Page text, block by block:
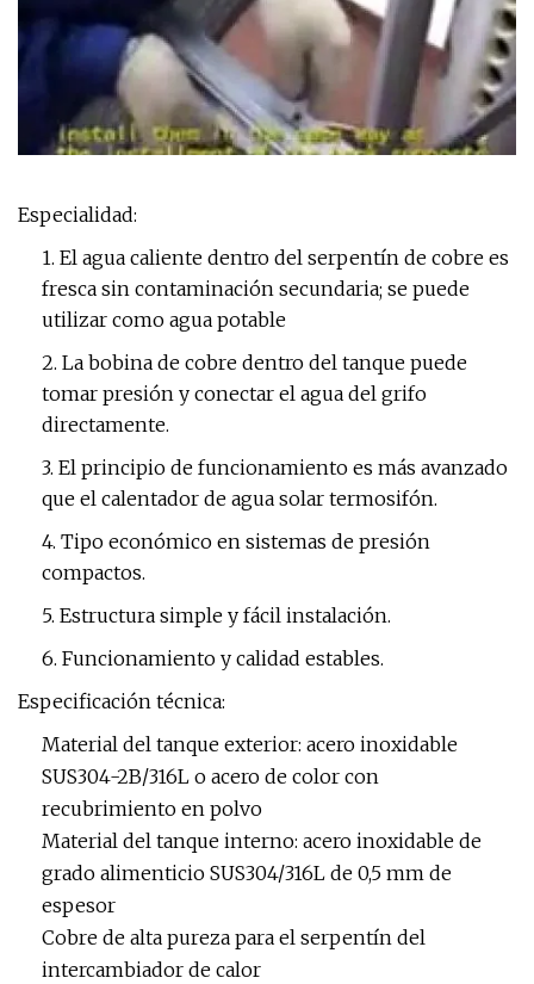
Especialidad:
1. El agua caliente dentro del serpentín de cobre es
fresca sin contaminación secundaria; se puede
utilizar como agua potable
2. La bobina de cobre dentro del tanque puede
tomar presión y conectar el agua del grifo
directamente.
3. El principio de funcionamiento es más avanzado
que el calentador de agua solar termosifón.
4. Tipo económico en sistemas de presión
compactos.
5. Estructura simple y fácil instalación.
6. Funcionamiento y calidad estables.
Especificación técnica:
Material del tanque exterior: acero inoxidable
SUS304-2B/316L o acero de color con
recubrimiento en polvo
Material del tanque interno: acero inoxidable de
grado alimenticio SUS304/316L de 0,5 mm de
espesor
Cobre de alta pureza para el serpentín del
intercambiador de calor